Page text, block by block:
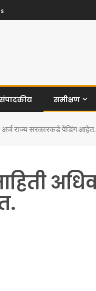
समीक्षण
अर्ज राज्य सरकारकडे पेंडिंग आहेत.